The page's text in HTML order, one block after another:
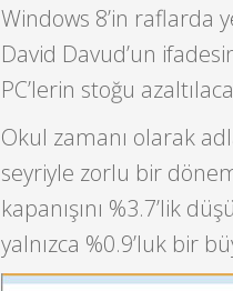
Windows 8’in raflarda
David Davud’un
PC’lerin stoğu
Okul zamanı olarak
seyriyle zorlu bir
kapanışını %3.7’lik
yalnızca %0.9’luk bir